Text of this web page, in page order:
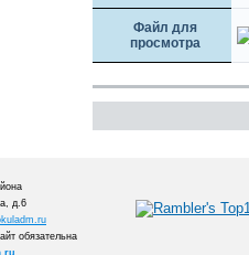
Файл для
просмотра
д.6
обязательна